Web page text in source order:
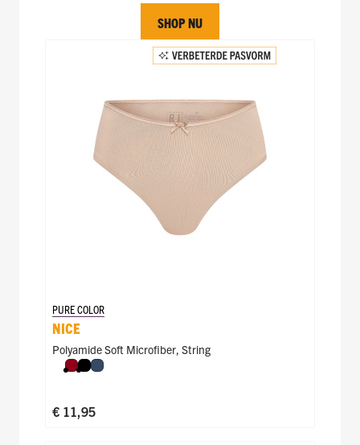
SHOP NU
PURE COLOR
NICE
Polyamide Soft Microfiber, String
Donkerrood
ZwartDonkerblauw
€ 11,95